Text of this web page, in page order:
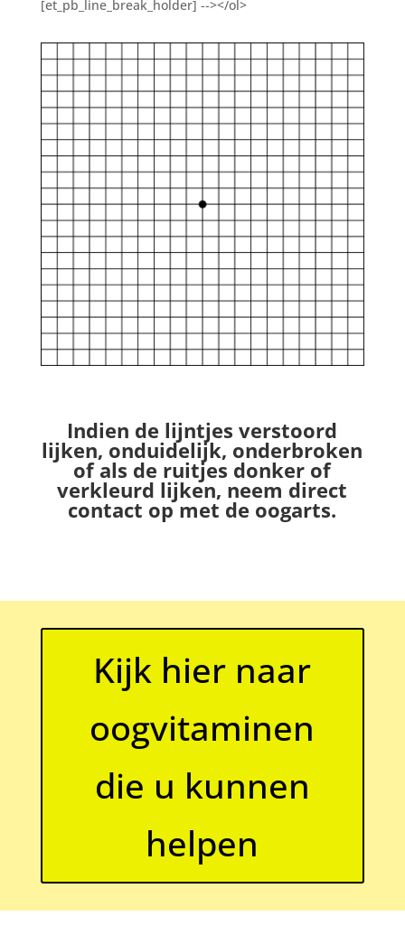
[et_pb_line_break_holder] --></ol>
Indien de lijntjes verstoord
lijken, onduidelijk, onderbroken
of als de ruitjes donker of
verkleurd lijken, neem direct
contact op met de oogarts.
Kijk hier naar
oogvitaminen
die u kunnen
helpen